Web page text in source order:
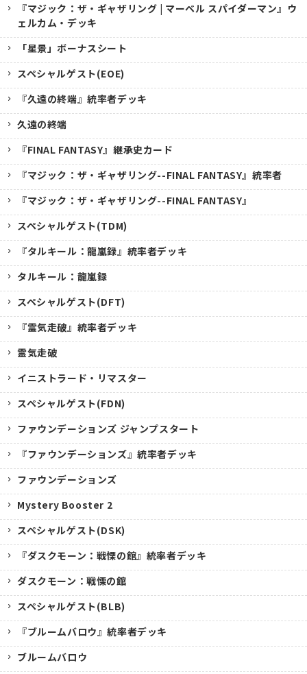
『マジック：ザ・ギャザリング | マーベル スパイダーマン』ウ
ェルカム・デッキ
「星景」ボーナスシート
スペシャルゲスト(EOE)
『久遠の終端』統率者デッキ
久遠の終端
『FINAL FANTASY』継承史カード
『マジック：ザ・ギャザリング--FINAL FANTASY』統率者
『マジック：ザ・ギャザリング--FINAL FANTASY』
スペシャルゲスト(TDM)
『タルキール：龍嵐録』統率者デッキ
タルキール：龍嵐録
スペシャルゲスト(DFT)
『霊気走破』統率者デッキ
霊気走破
イニストラード・リマスター
スペシャルゲスト(FDN)
ファウンデーションズ ジャンプスタート
『ファウンデーションズ』統率者デッキ
ファウンデーションズ
Mystery Booster 2
スペシャルゲスト(DSK)
『ダスクモーン：戦慄の館』統率者デッキ
ダスクモーン：戦慄の館
スペシャルゲスト(BLB)
『ブルームバロウ』統率者デッキ
ブルームバロウ